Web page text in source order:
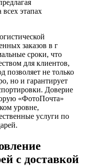
этапах
заказов в г
сроки, что
для клиентов,
позволяет не только
но и гарантирует
Доверие
«ФотоПочта»
уровне,
услуги по
с доставкой